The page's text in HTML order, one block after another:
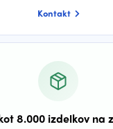
Kontakt
8.000 izdelkov na